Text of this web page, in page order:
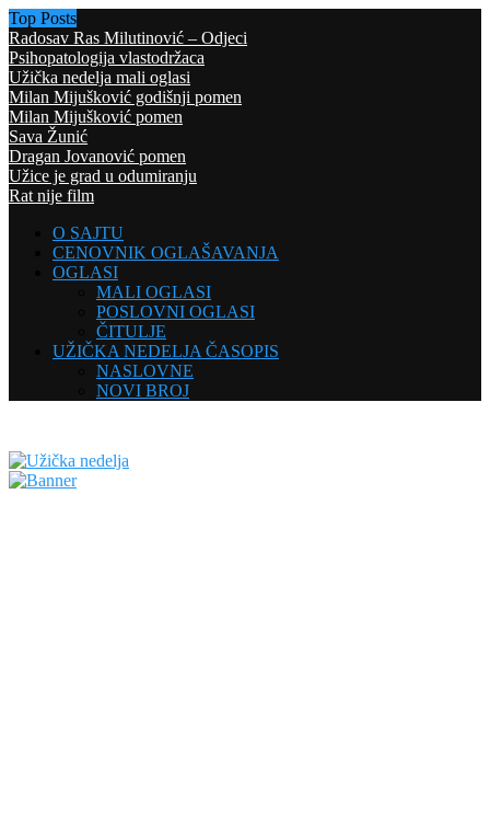
Top Posts
Radosav Ras Milutinović – Odjeci
Psihopatologija vlastodržaca
Užička nedelja mali oglasi
Milan Mijušković godišnji pomen
Milan Mijušković pomen
Sava Žunić
Dragan Jovanović pomen
Užice je grad u odumiranju
Rat nije film
O SAJTU
CENOVNIK OGLAŠAVANJA
OGLASI
MALI OGLASI
POSLOVNI OGLASI
ČITULJE
UŽIČKA NEDELJA ČASOPIS
NASLOVNE
NOVI BROJ